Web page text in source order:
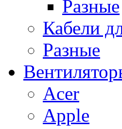
Разные
Кабели
Разные
Acer
Apple